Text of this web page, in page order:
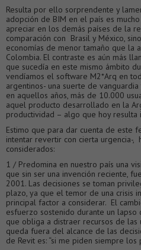
Resulta por ello sorprendente y
adopción de BIM en el país es
apreciar en los demás países de la
comparación con Brasil y México,
economías de menor tamaño que la
Colombia. El contraste es aún más
que sucedía en este mismo ámbito
vendíamos el software M2*Arq en
argentinos- una suerte de
en aquellos años, más de 10.000
aquel producto desarrollado en la
productividad – algo que hoy resulta
Estimo que para dar cuenta de este
intentar revertir con cierta urgencia-,
considerados:
1 / Predomina en nuestro país una
que sin ser una invención reciente,
2001. Las decisiones se toman
plazo, ya que el temor de una crisis
principal factor a considerar. El
esfuerzo sostenido durante un lapso
que obliga a distraer recursos de las
queda fuera del alcance de las
de Revit es: “si me piden siempre los